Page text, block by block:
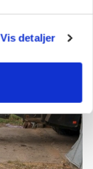
Vis detaljer